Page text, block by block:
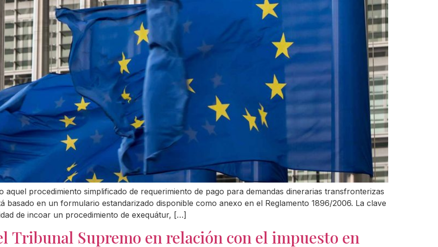
procedimiento simplificado de requerimiento de pago para demandas dinerarias transfronterizas
basado en un formulario estandarizado disponible como anexo en el Reglamento 1896/2006. La clave
de incoar un procedimiento de exequátur, […]
Tribunal Supremo en relación con el impuesto en